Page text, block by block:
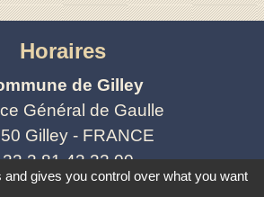
Horaires
de Gilley
Général de Gaulle
Gilley - FRANCE
3 81 43 32 00
gives you control over what you want